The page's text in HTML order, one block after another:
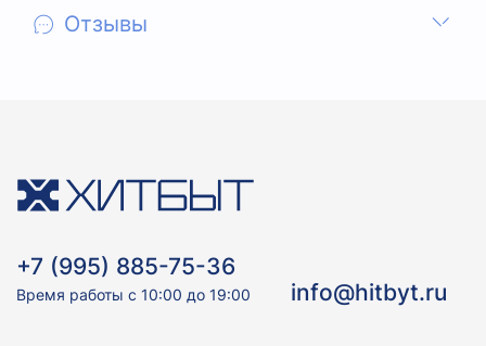
Отзывы
+7 (995) 885-75-36
Время работы с 10:00 до 19:00 info@hitbyt.ru